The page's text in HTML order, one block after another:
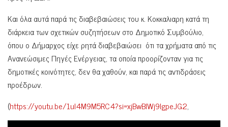
Και όλα αυτά παρά τις διαβεβαιώσεις του κ. Κοκκαλιαρη κατά τη
διάρκεια των σχετικών συζητήσεων στο Δημοτικό Συμβούλιο,
όπου ο Δήμαρχος είχε ρητά διαβεβαιώσει ότι τα χρήματα από τις
Ανανεώσιμες Πηγές Ενέργειας, τα οποία προορίζονταν για τις
δημοτικές κοινότητες, δεν θα χαθούν, και παρά τις αντιδράσεις
προέδρων.
(https://youtu.be/1uI4M9M5RC4?si=xjBwBlWj9lgpeJG2,